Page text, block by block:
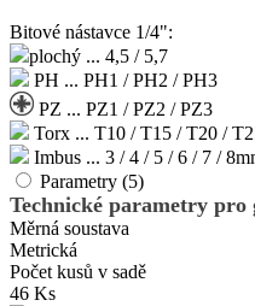
Bitové nástavce 1/4":
plochý ... 4,5 / 5,7
PH ... PH1 / PH2 / PH3
PZ ... P­Z1 / PZ2 / PZ3
Torx ... T10 / T15 / T20 /
Imbus ... 3 / 4 / 5 / 6 / 7 /
Parametry (5)
Technické parametry pro
Měrná soustava
Metrická
Počet kusů v sadě
46 Ks